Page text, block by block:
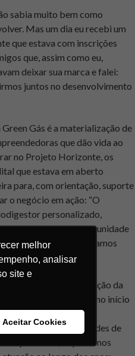
melhor
analisar
site e
Aceitar Cookies
sabia muito bem como
Mas um dia eu recebi um
que estava com inscrições
que, assim como eu,
deixar sua marca e falei:
juntos no desenvolvimento
Gás é a materialização de
que dão vida ao
no Projeto Horizonte, os
que estava em aberto
para, com orientação, suporte
o negócio em ação: “O
personalizado,
aproveitar a oportunidade
da Semente e vamos
Isabela Souza.
aprendizados e a evolução da
o negócio, que no início
foi sendo melhor
alvo, as possibilidades de
os próximos